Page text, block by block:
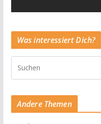
Was interessiert Dich?
Andere Themen